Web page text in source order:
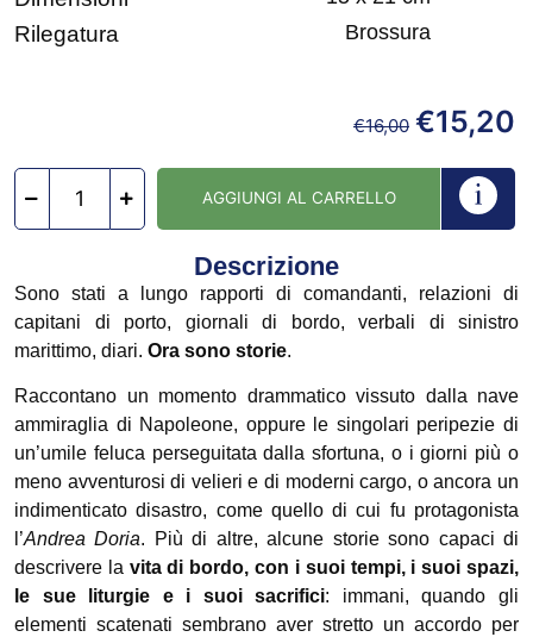
Rilegatura Brossura
€16,00 €15,20
AGGIUNGI AL CARRELLO
Descrizione
Sono stati a lungo rapporti di comandanti, relazioni di
capitani di porto, giornali di bordo, verbali di sinistro
marittimo, diari. Ora sono storie.
Raccontano un momento drammatico vissuto dalla nave
ammiraglia di Napoleone, oppure le singolari peripezie di
un’umile feluca perseguitata dalla sfortuna, o i giorni più o
meno avventurosi di velieri e di moderni cargo, o ancora un
indimenticato disastro, come quello di cui fu protagonista
l’Andrea Doria. Più di altre, alcune storie sono capaci di
descrivere lavita di bordo, con i suoi tempi, i suoi spazi,
le sue liturgie e i suoi sacrifici: immani, quando gli
elementi scatenati sembrano aver stretto un accordo per